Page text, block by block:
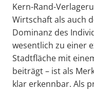
Kern-Rand-
Wirtschaft als auch
Dominanz des
wesentlich zu einer
Stadtfläche mit
beiträgt – ist als
klar erkennbar. Als